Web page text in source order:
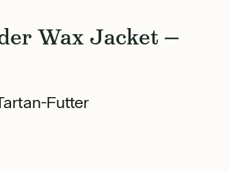
Wax Jacket —
Futter